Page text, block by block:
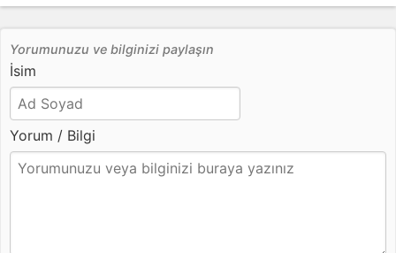
Yorumunuzu ve bilginizi paylaşın
İsim
Yorum / Bilgi